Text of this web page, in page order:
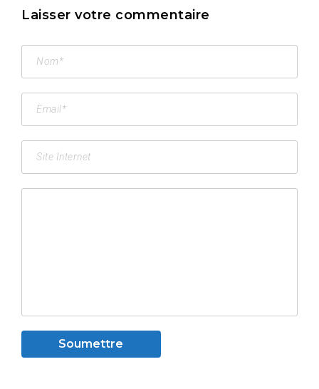
Laisser votre commentaire